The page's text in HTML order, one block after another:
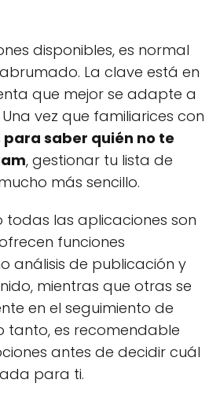
disponibles, es normal
La clave está en
que mejor se adapte a
vez que familiarices con
saber quién no te
, gestionar tu lista de
más sencillo.
todas las aplicaciones son
funciones
análisis de publicación y
mientras que otras se
en el seguimiento de
tanto, es recomendable
antes de decidir cuál
para ti.